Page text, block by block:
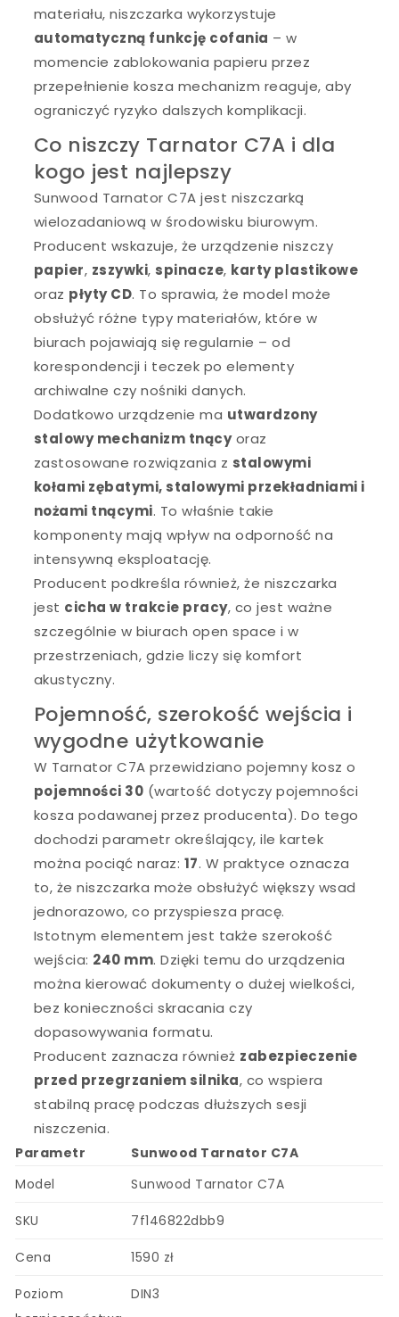
materiału, niszczarka wykorzystuje
automatyczną funkcję cofania – w
momencie zablokowania papieru przez
przepełnienie kosza mechanizm reaguje, aby
ograniczyć ryzyko dalszych komplikacji.
Co niszczy Tarnator C7A i dla
kogo jest najlepszy
Sunwood Tarnator C7A jest niszczarką
wielozadaniową w środowisku biurowym.
Producent wskazuje, że urządzenie niszczy
papier, zszywki, spinacze, karty plastikowe
oraz płyty CD. To sprawia, że model może
obsłużyć różne typy materiałów, które w
biurach pojawiają się regularnie – od
korespondencji i teczek po elementy
archiwalne czy nośniki danych.
Dodatkowo urządzenie ma utwardzony
stalowy mechanizm tnącyoraz
zastosowane rozwiązania z stalowymi
kołami zębatymi, stalowymi przekładniami i
nożami tnącymi. To właśnie takie
komponenty mają wpływ na odporność na
intensywną eksploatację.
Producent podkreśla również, że niszczarka
jest cicha w trakcie pracy, co jest ważne
szczególnie w biurach open space i w
przestrzeniach, gdzie liczy się komfort
akustyczny.
Pojemność, szerokość wejścia i
wygodne użytkowanie
W Tarnator C7A przewidziano pojemny kosz o
pojemności 30 (wartość dotyczy pojemności
kosza podawanej przez producenta). Do tego
dochodzi parametr określający, ile kartek
można pociąć naraz: 17. W praktyce oznacza
to, że niszczarka może obsłużyć większy wsad
jednorazowo, co przyspiesza pracę.
Istotnym elementem jest także szerokość
wejścia: 240 mm. Dzięki temu do urządzenia
można kierować dokumenty o dużej wielkości,
bez konieczności skracania czy
dopasowywania formatu.
Producent zaznacza również zabezpieczenie
przed przegrzaniem silnika, co wspiera
stabilną pracę podczas dłuższych sesji
niszczenia.
Parametr
Sunwood Tarnator C7A
Model
Sunwood Tarnator C7A
SKU 7f146822dbb9
Cena 1590 zł
Poziom
DIN3